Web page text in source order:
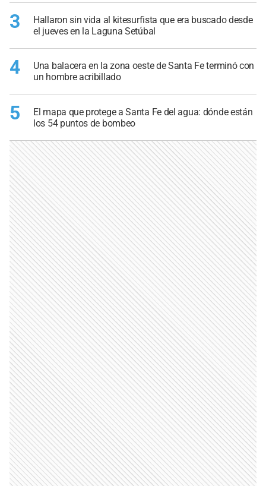
3
Hallaron sin vida al kitesurfista que era buscado desde
el jueves en la Laguna Setúbal
4
Una balacera en la zona oeste de Santa Fe terminó con
un hombre acribillado
5
El mapa que protege a Santa Fe del agua: dónde están
los 54 puntos de bombeo